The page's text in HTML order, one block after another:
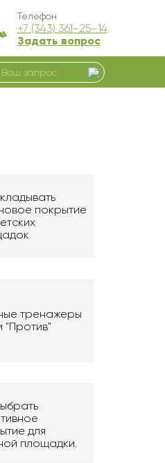
Телефон
+7 (343) 361-25-14
Задать вопрос
покрытие
тренажеры
"Против"
для
площадки.